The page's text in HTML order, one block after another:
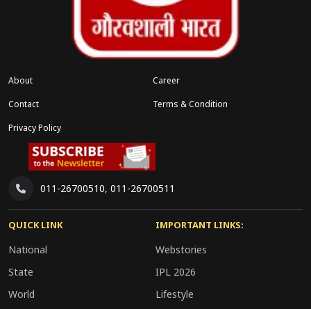
About
Career
Contact
Terms & Condition
Privacy Policy
011-26700510, 011-26700511
QUICK LINK
National
State
World
IMPORTANT LINKS:
Webstories
IPL 2026
Lifestyle